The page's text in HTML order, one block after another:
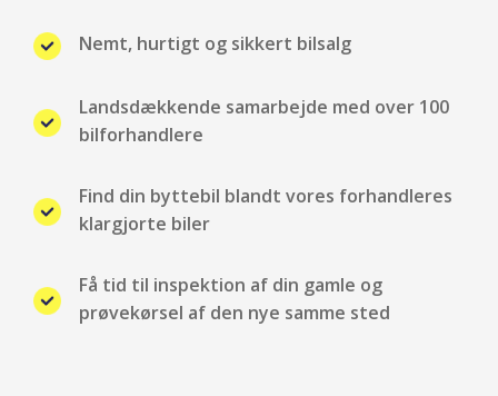
Musikstreaming via bluetooth
Parkeringssensor bag
Parkeringssensor for
Nemt, hurtigt og sikkert bilsalg
Landsdækkende samarbejde med over 100
bilforhandlere
Find din byttebil blandt vores forhandleres
klargjorte biler
Få tid til inspektion af din gamle og
prøvekørsel af den nye samme sted